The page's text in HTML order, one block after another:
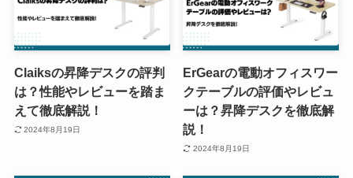
Claiksの昇降デスクの評判
は？性能やレビューを踏ま
えて徹底解説！
2024年8月19日
ErGearの電動オフィスワー
クテーブルの評価やレビュ
ーは？昇降デスクを徹底解
説！
2024年8月19日